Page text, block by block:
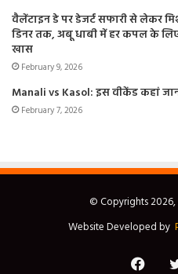
वैलेंटाइन डे पर डेजर्ट सफारी से लेकर
डिनर तक, अबू धाबी में हर कपल के
खास
February 9, 2026
Manali vs Kasol: इस वीकेंड कहां
February 7, 2026
© Copyrights 2026,
Website Developed by